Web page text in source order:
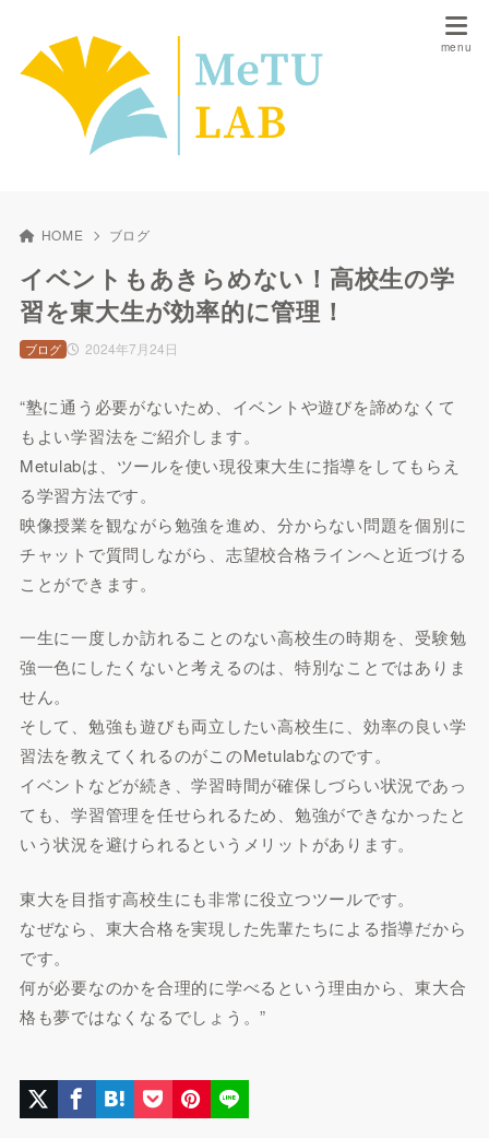
HOME ブログ
イベントもあきらめない！高校生の学
習を東大生が効率的に管理！
2024年7月24日
ブログ
“塾に通う必要がないため、イベントや遊びを諦めなくて
もよい学習法をご紹介します。
Metulabは、ツールを使い現役東大生に指導をしてもらえ
る学習方法です。
映像授業を観ながら勉強を進め、分からない問題を個別に
チャットで質問しながら、志望校合格ラインへと近づける
ことができます。
一生に一度しか訪れることのない高校生の時期を、受験勉
強一色にしたくないと考えるのは、特別なことではありま
せん。
そして、勉強も遊びも両立したい高校生に、効率の良い学
習法を教えてくれるのがこのMetulabなのです。
イベントなどが続き、学習時間が確保しづらい状況であっ
ても、学習管理を任せられるため、勉強ができなかったと
いう状況を避けられるというメリットがあります。
東大を目指す高校生にも非常に役立つツールです。
なぜなら、東大合格を実現した先輩たちによる指導だから
です。
何が必要なのかを合理的に学べるという理由から、東大合
格も夢ではなくなるでしょう。”